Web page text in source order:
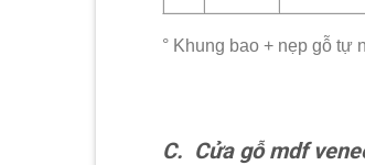
° Khung bao + nẹp gỗ tự
C. Cửa gỗ mdf